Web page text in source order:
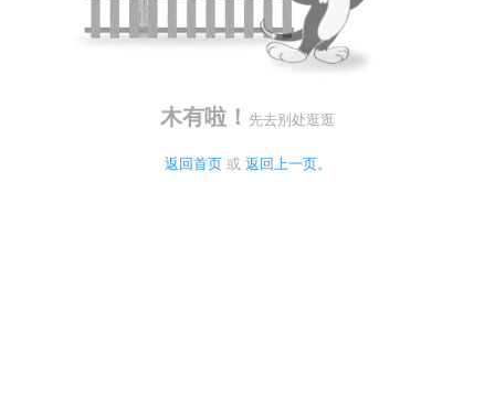
木有啦！ 先去别处逛逛
返回首页 或 返回上一页。